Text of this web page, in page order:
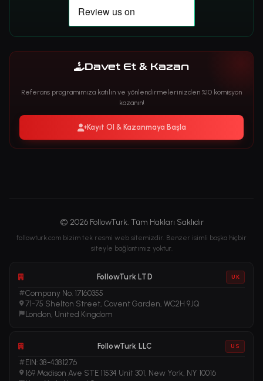
Davet Et & Kazan
Referans programımıza katılın ve yönlendirmelerinizden %10 komisyon
kazanın!
Kayıt Ol & Kazanmaya Başla
© 2026 FollowTurk. Tüm Hakları Saklıdır
followturk.com bizim tek resmi web sitemizdir. Benzer isimli başka hiçbir
siteyle bağlantımız yoktur.
FollowTurk LTD UK
Company No. 17160355
71-75 Shelton Street, Covent Garden, WC2H 9JQ
London, United Kingdom
FollowTurk LLC US
EIN: 38-4381276
169 Madison Ave STE 11534 Unit 301, New York, NY 10016